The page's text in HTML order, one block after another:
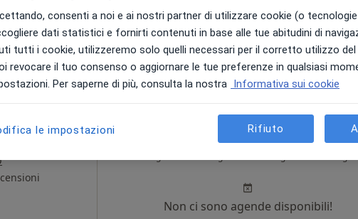
Via Cap. M. T. Valeri, 22-24, Albano Laziale •Mappa
35 €
Chiedi di attivare le prenotazioni online
Febo Domani Sab, Dom,
Non ci sono agende disponibili!
consenti a noi e ai nostri partner di utilizzare cookie (o
dati statistici e fornirti contenuti in base alle tue abitudini di
tutti i cookie, utilizzeremo solo quelli necessari per il corretto utilizzo
revocare il tuo consenso o aggiornare le tue preferenze in qualsiasi
Per saperne di più, consulta la nostra Informativa sui cookie
le impostazioni Rifiuto